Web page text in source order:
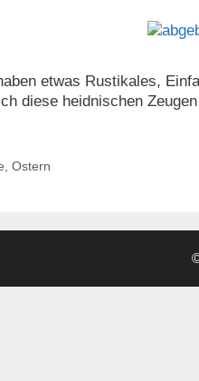
etwas Rustikales,
diese heidnischen
Ostern